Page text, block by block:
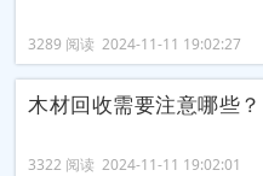
3289 阅读 2024-11-11 19:02:27
木材回收需要注意哪些？
3322 阅读 2024-11-11 19:02:01